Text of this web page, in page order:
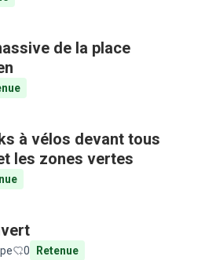
de la place
à vélos devant tous
les zones vertes
0 Retenue